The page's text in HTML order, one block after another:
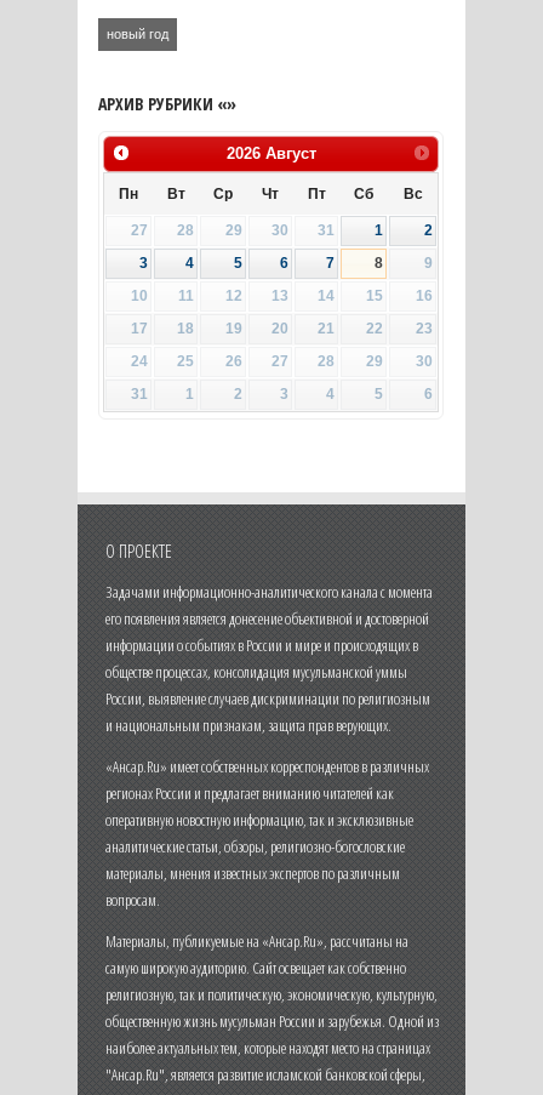
новый год
АРХИВ РУБРИКИ «»
2026 Август
Пн Вт Ср Чт Пт Сб Вс
27 28 29 30 31 1
2
3
4 5 6 7 8
9
10
11 12 13 14 15
16
17
18 19 20 21 22
23
24
25 26 27 28 29
30
31
1 2 3 4 5 6
О ПРОЕКТЕ
Задачами информационно-аналитического канала с момента
его появления является донесение объективной и достоверной
информации о событиях в России и мире и происходящих в
обществе процессах, консолидация мусульманской уммы
России, выявление случаев дискриминации по религиозным
и национальным признакам, защита прав верующих.
«Ансар.Ru» имеет собственных корреспондентов в различных
регионах России и предлагает вниманию читателей как
оперативную новостную информацию, так и эксклюзивные
аналитические статьи, обзоры, религиозно-богословские
материалы, мнения известных экспертов по различным
вопросам.
Материалы, публикуемые на «Ансар.Ru», рассчитаны на
самую широкую аудиторию. Сайт освещает как собственно
религиозную, так и политическую, экономическую, культурную,
общественную жизнь мусульман России и зарубежья. Одной из
наиболее актуальных тем, которые находят место на страницах
"Ансар.Ru", является развитие исламской банковской сферы,